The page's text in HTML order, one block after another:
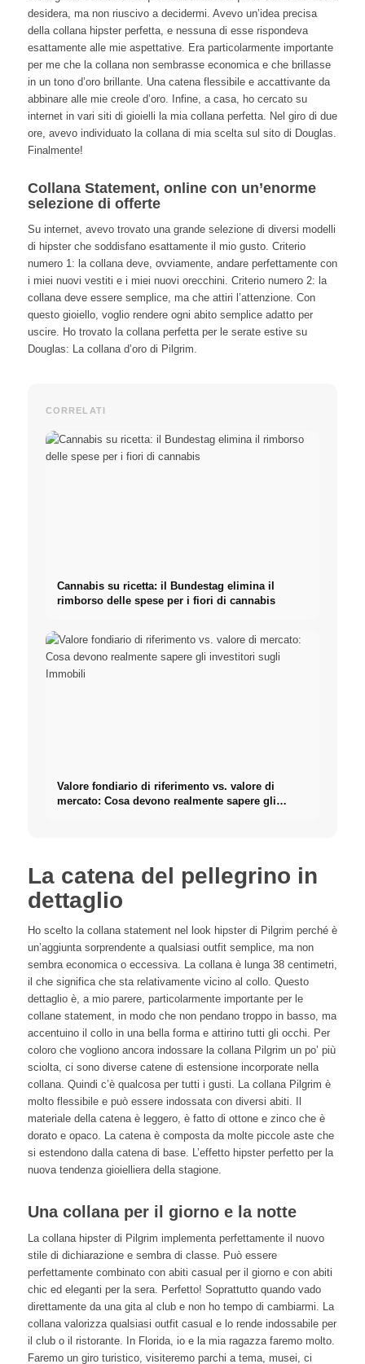
desidera, ma non riuscivo a decidermi. Avevo un’idea precisa
della collana hipster perfetta, e nessuna di esse rispondeva
esattamente alle mie aspettative. Era particolarmente importante
per me che la collana non sembrasse economica e che brillasse
in un tono d’oro brillante. Una catena flessibile e accattivante da
abbinare alle mie creole d’oro. Infine, a casa, ho cercato su
internet in vari siti di gioielli la mia collana perfetta. Nel giro di due
ore, avevo individuato la collana di mia scelta sul sito di Douglas.
Finalmente!
Collana Statement, online con un’enorme
selezione di offerte
Su internet, avevo trovato una grande selezione di diversi modelli
di hipster che soddisfano esattamente il mio gusto. Criterio
numero 1: la collana deve, ovviamente, andare perfettamente con
i miei nuovi vestiti e i miei nuovi orecchini. Criterio numero 2: la
collana deve essere semplice, ma che attiri l’attenzione. Con
questo gioiello, voglio rendere ogni abito semplice adatto per
uscire. Ho trovato la collana perfetta per le serate estive su
Douglas: La collana d’oro di Pilgrim.
CORRELATI
Cannabis su ricetta: il Bundestag elimina il
rimborso delle spese per i fiori di cannabis
Valore fondiario di riferimento vs. valore di
mercato: Cosa devono realmente sapere gli
La catena del pellegrino in
dettaglio
Ho scelto la collana statement nel look hipster di Pilgrim perché è
un’aggiunta sorprendente a qualsiasi outfit semplice, ma non
sembra economica o eccessiva. La collana è lunga 38 centimetri,
il che significa che sta relativamente vicino al collo. Questo
dettaglio è, a mio parere, particolarmente importante per le
collane statement, in modo che non pendano troppo in basso, ma
accentuino il collo in una bella forma e attirino tutti gli occhi. Per
coloro che vogliono ancora indossare la collana Pilgrim un po’ più
sciolta, ci sono diverse catene di estensione incorporate nella
collana. Quindi c’è qualcosa per tutti i gusti. La collana Pilgrim è
molto flessibile e può essere indossata con diversi abiti. Il
materiale della catena è leggero, è fatto di ottone e zinco che è
dorato e opaco. La catena è composta da molte piccole aste che
si estendono dalla catena di base. L’effetto hipster perfetto per la
nuova tendenza gioielliera della stagione.
Una collana per il giorno e la notte
La collana hipster di Pilgrim implementa perfettamente il nuovo
stile di dichiarazione e sembra di classe. Può essere
perfettamente combinato con abiti casual per il giorno e con abiti
chic ed eleganti per la sera. Perfetto! Soprattutto quando vado
direttamente da una gita al club e non ho tempo di cambiarmi. La
collana valorizza qualsiasi outfit casual e lo rende indossabile per
il club o il ristorante. In Florida, io e la mia ragazza faremo molto.
Faremo un giro turistico, visiteremo parchi a tema, musei, ci